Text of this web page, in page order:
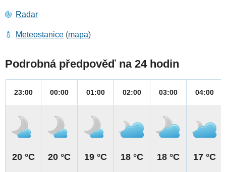
Radar
Meteostanice (mapa)
Podrobná předpověď na 24 hodin
23:00
20 °C
00:00
20 °C
01:00
19 °C
02:00
18 °C
03:00
18 °C
04:00
17 °C